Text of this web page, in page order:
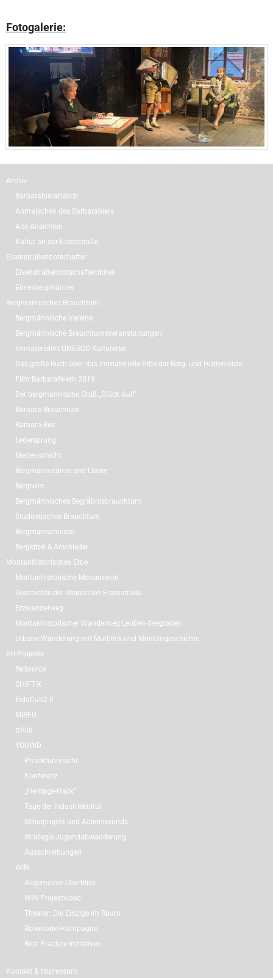
Fotogalerie:
Archiv
Barbarabieranstich
Anmaischen des Barbarabiers
Alte Ansichten
Kultur an der Eisenstraße
Eisenstraßenbotschafter
Eisenstraßenbotschafter:innen
Ehrenbergmänner
Bergmännisches Brauchtum
Bergmännische Vereine
Bergmännische Brauchtumsveranstaltungen
Immaterielles UNESCO Kulturerbe
Das große Buch über das immaterielle Erbe der Berg- und Hüttenleute
Film Barbarafeiern 2019
Der bergmännische Gruß „Glück Auf!“
Barbara-Brauchtum
Barbara-Bier
Ledersprung
Mettenschicht
Bergmannstänze und Lieder
Bergreim
Bergmännisches Begräbnisbrauchtum
Studentisches Brauchtum
Bergmannsmesse
Bergkittel & Arschleder
Montanhistorisches Erbe
Montanhistorische Monumente
Geschichte der Steirischen Eisenstraße
Erzwanderweg
Montanhistorischer Wanderweg Leoben-Seegraben
Urbane Wanderung mit Murblick und Montangeschichte
EU-Projekte
ReSource
SHIFT-X
InduCult2.0
MIREU
trAils
YOUIND
Projektübersicht
Konferenz
„Heritage-Hack“
Tage der Industriekultur
Schulprojekt und Actionbounds
Strategie Jugendabwanderung
Ausschreibungen
WIN
Allgemeiner Überblick
WIN Projektvideo
Theater: Die Einzige im Raum
Rolemodel-Kampagne
Best Practice Initiativen
Kontakt & Impressum